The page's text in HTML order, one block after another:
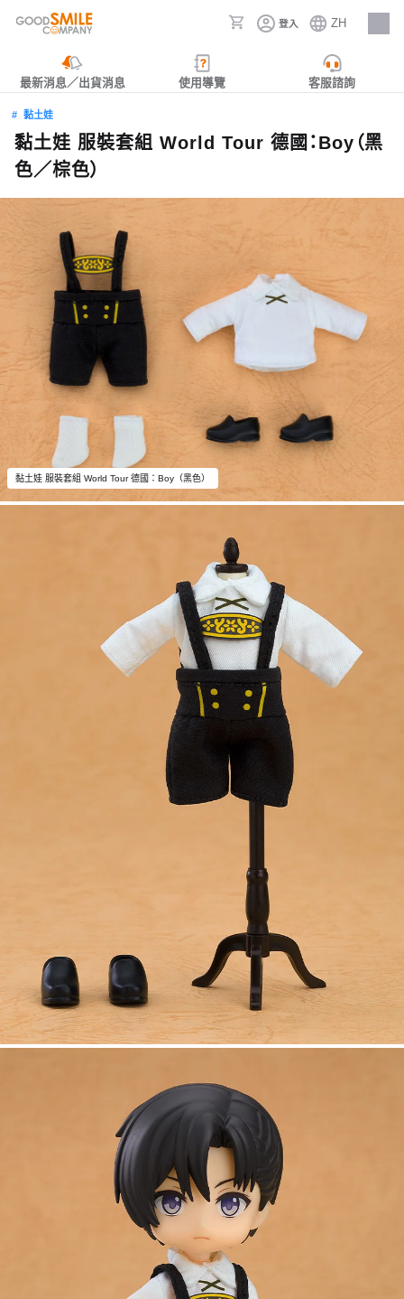
登入 ZH
人才招募
最新消息／出貨消息 使用導覽 客服諮詢
黏土娃
黏土娃 服裝套組 World Tour 德國：Boy（黑
色／棕色）
黏土娃 服裝套組 World Tour 德國：Boy（黑色）